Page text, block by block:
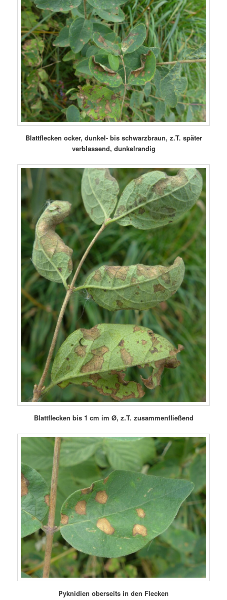
Blattflecken ocker, dunkel- bis schwarzbraun, z.T. später
verblassend, dunkelrandig
Blattflecken bis 1 cm im Ø, z.T. zusammenfließend
Pyknidien oberseits in den Flecken